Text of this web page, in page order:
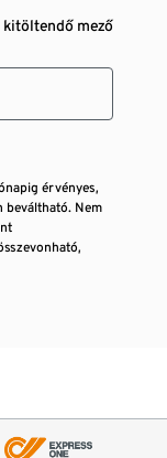
kitöltendő mező
érvényes,
beváltható. Nem